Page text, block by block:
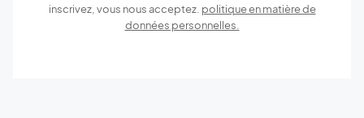
inscrivez, vous nous acceptez. politique en matière de
données personnelles.